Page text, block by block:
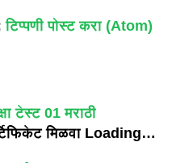
टिप्पणी पोस्ट करा (Atom)
टेस्ट 01 मराठी
मिळवा Loading…